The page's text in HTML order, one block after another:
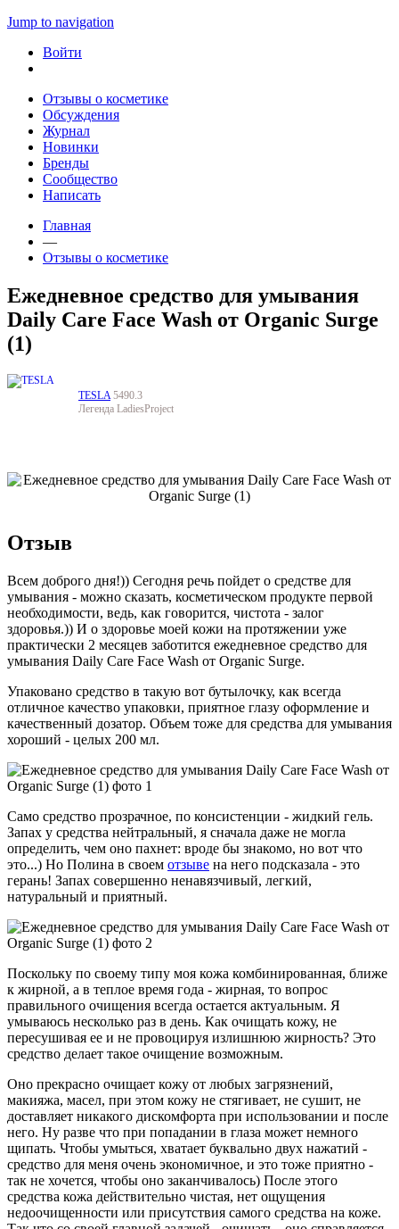
Jump to navigation
Войти
Отзывы о косметике
Обсуждения
Журнал
Новинки
Бренды
Сообщество
Написать
Главная
—
Отзывы о косметике
Ежедневное средство для умывания
Daily Care Face Wash от Organic Surge
(1)
TESLA 5490.3
Легенда LadiesProject
Отзыв
Всем доброго дня!)) Сегодня речь пойдет о средстве для
умывания - можно сказать, косметическом продукте первой
необходимости, ведь, как говорится, чистота - залог
здоровья.)) И о здоровье моей кожи на протяжении уже
практически 2 месяцев заботится ежедневное средство для
умывания Daily Care Face Wash от Organic Surge.
Упаковано средство в такую вот бутылочку, как всегда
отличное качество упаковки, приятное глазу оформление и
качественный дозатор. Объем тоже для средства для умывания
хороший - целых 200 мл.
Само средство прозрачное, по консистенции - жидкий гель.
Запах у средства нейтральный, я сначала даже не могла
определить, чем оно пахнет: вроде бы знакомо, но вот что
это...) Но Полина в своем отзыве на него подсказала - это
герань! Запах совершенно ненавязчивый, легкий,
натуральный и приятный.
Поскольку по своему типу моя кожа комбинированная, ближе
к жирной, а в теплое время года - жирная, то вопрос
правильного очищения всегда остается актуальным. Я
умываюсь несколько раз в день. Как очищать кожу, не
пересушивая ее и не провоцируя излишнюю жирность? Это
средство делает такое очищение возможным.
Оно прекрасно очищает кожу от любых загрязнений,
макияжа, масел, при этом кожу не стягивает, не сушит, не
доставляет никакого дискомфорта при использовании и после
него. Ну разве что при попадании в глаза может немного
щипать. Чтобы умыться, хватает буквально двух нажатий -
средство для меня очень экономичное, и это тоже приятно -
так не хочется, чтобы оно заканчивалось) После этого
средства кожа действительно чистая, нет ощущения
недоочищенности или присутствия самого средства на коже.